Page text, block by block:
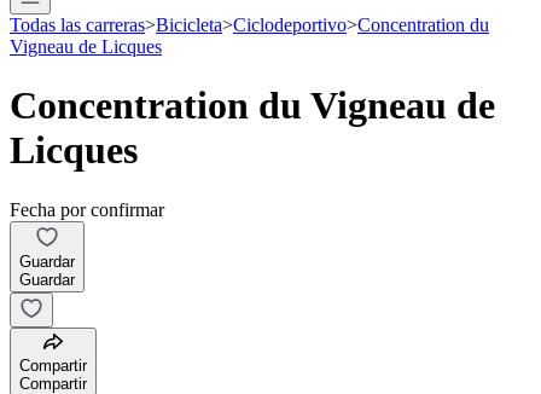
Todas las carreras>Bicicleta>Ciclodeportivo>Concentration du
Vigneau de Licques
Concentration du Vigneau de
Licques
Fecha por confirmar
Guardar
Guardar
Compartir
Compartir